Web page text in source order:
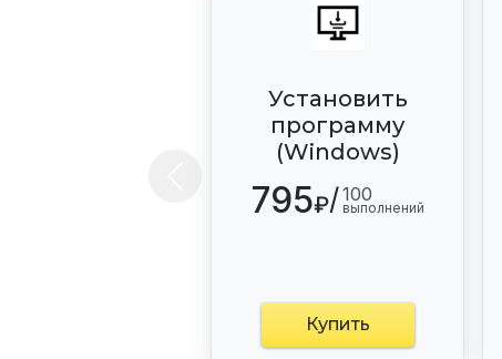
Установить
программу
(Windows)
795₽/100
выполнений
Купить